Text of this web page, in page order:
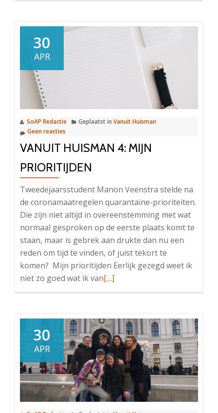
4:
Uit
den
Ouden
Doosch
“Sociologie
in
een
wereld”
30
APR
SoAP Redactie Geplaatst in Vanuit Huisman
Geen reacties
VANUIT HUISMAN 4: MIJN
PRIORITIJDEN
Tweedejaarsstudent Manon Veenstra stelde na
de coronamaatregelen quarantaine-prioriteiten.
Die zijn niet altijd in overeenstemming met wat
normaal gesproken op de eerste plaats komt te
staan, maar is gebrek aan drukte dan nu een
reden om tijd te vinden, of juist tekort te
komen? Mijn prioritijden Eerlijk gezegd weet ik
niet zo goed wat ik vanLees
4:
Mijn
prioritijden
[…]
30
APR